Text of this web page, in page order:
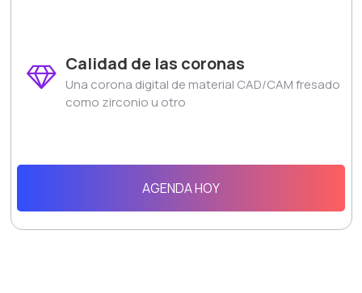
Calidad de las coronas
Una corona digital de material CAD/CAM fresado
como zirconio u otro
AGENDA HOY